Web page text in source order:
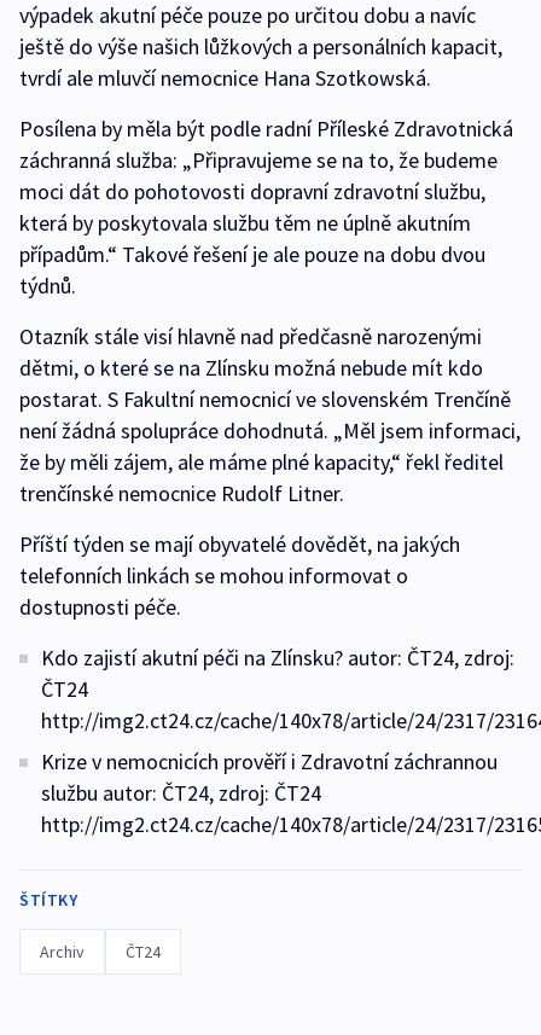
výpadek akutní péče pouze po určitou dobu a navíc
ještě do výše našich lůžkových a personálních kapacit,
tvrdí ale mluvčí nemocnice Hana Szotkowská.
Posílena by měla být podle radní Příleské Zdravotnická
záchranná služba: „Připravujeme se na to, že budeme
moci dát do pohotovosti dopravní zdravotní službu,
která by poskytovala službu těm ne úplně akutním
případům.“ Takové řešení je ale pouze na dobu dvou
týdnů.
Otazník stále visí hlavně nad předčasně narozenými
dětmi, o které se na Zlínsku možná nebude mít kdo
postarat. S Fakultní nemocnicí ve slovenském Trenčíně
není žádná spolupráce dohodnutá. „Měl jsem informaci,
že by měli zájem, ale máme plné kapacity,“ řekl ředitel
trenčínské nemocnice Rudolf Litner.
Příští týden se mají obyvatelé dovědět, na jakých
telefonních linkách se mohou informovat o
dostupnosti péče.
Kdo zajistí akutní péči na Zlínsku? autor: ČT24, zdroj:
ČT24
http://img2.ct24.cz/cache/140x78/article/24/2317/
Krize v nemocnicích prověří i Zdravotní záchrannou
službu autor: ČT24, zdroj: ČT24
http://img2.ct24.cz/cache/140x78/article/24/2317/
ŠTÍTKY
Archiv ČT24